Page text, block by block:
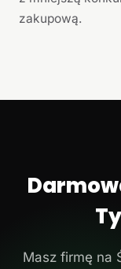
zakupową.
Masz firmę na